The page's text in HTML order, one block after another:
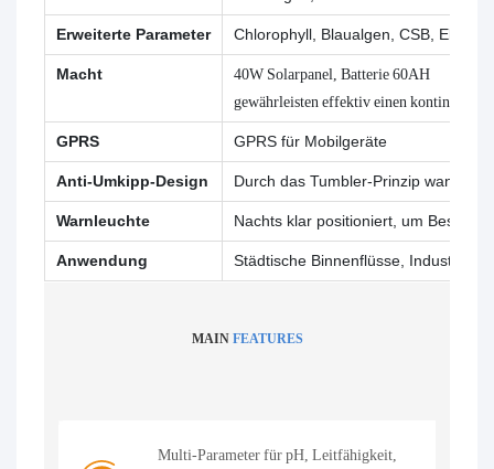
Erweiterte Parameter Chlorophyll, Blaualgen, CSB,
Macht
40W Solarpanel, Batterie 60AH
gewährleisten effektiv einen
GPRS GPRS für Mobilgeräte
Anti-Umkipp-Design Durch das Tumbler-Prinzip wandert
Warnleuchte Nachts klar positioniert, um
Anwendung Städtische Binnenflüsse,
MAIN FEATURES
Multi-Parameter für pH, Leitfähigkeit,